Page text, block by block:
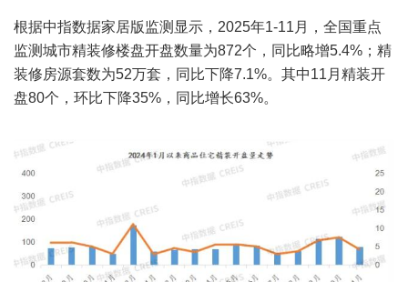
根据中指数据家居版监测显示，2025年1-11月，全国重点
监测城市精装修楼盘开盘数量为872个，同比略增5.4%；精
装修房源套数为52万套，同比下降7.1%。其中11月精装开
盘80个，环比下降35%，同比增长63%。